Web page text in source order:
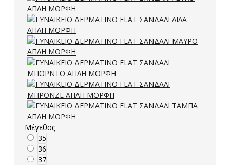
Μέγεθος
35
36
37